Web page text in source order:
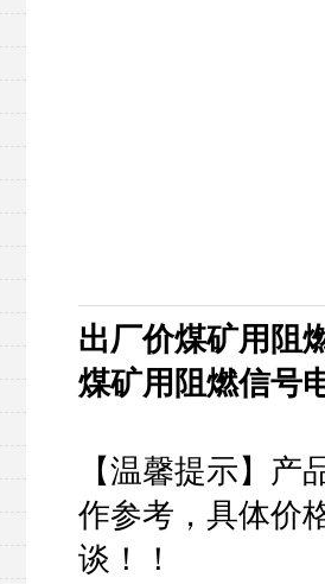
出厂价煤矿用阻
煤矿用阻燃信号
【温馨提示】
作参考，具体价
谈！！